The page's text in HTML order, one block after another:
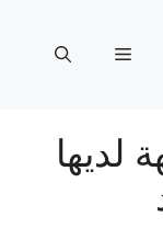
القائمة
لديها